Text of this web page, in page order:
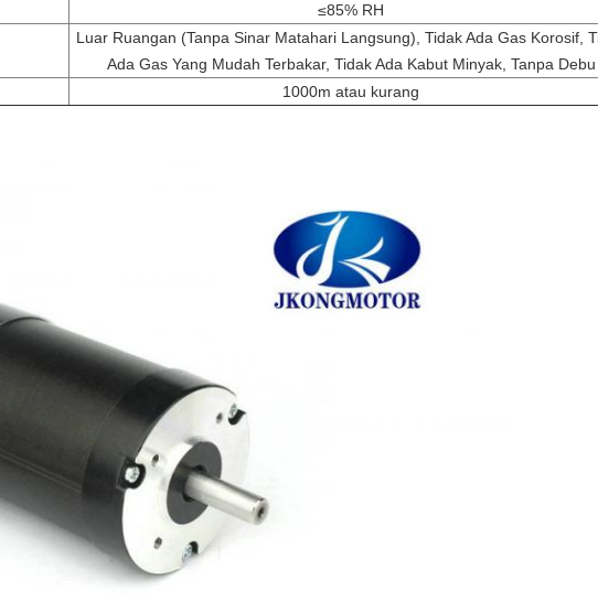
≤85% RH
Luar Ruangan (Tanpa Sinar Matahari Langsung), Tidak Ada Gas Korosif,
Ada Gas Yang Mudah Terbakar, Tidak Ada Kabut Minyak, Tanpa Debu
1000m atau kurang